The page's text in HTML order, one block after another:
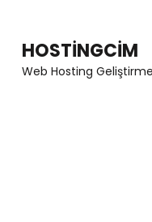
content
HOSTINGCIM
Web Hosting